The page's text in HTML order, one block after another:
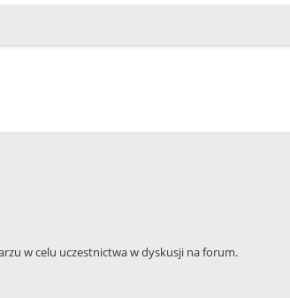
w celu uczestnictwa w dyskusji na forum.